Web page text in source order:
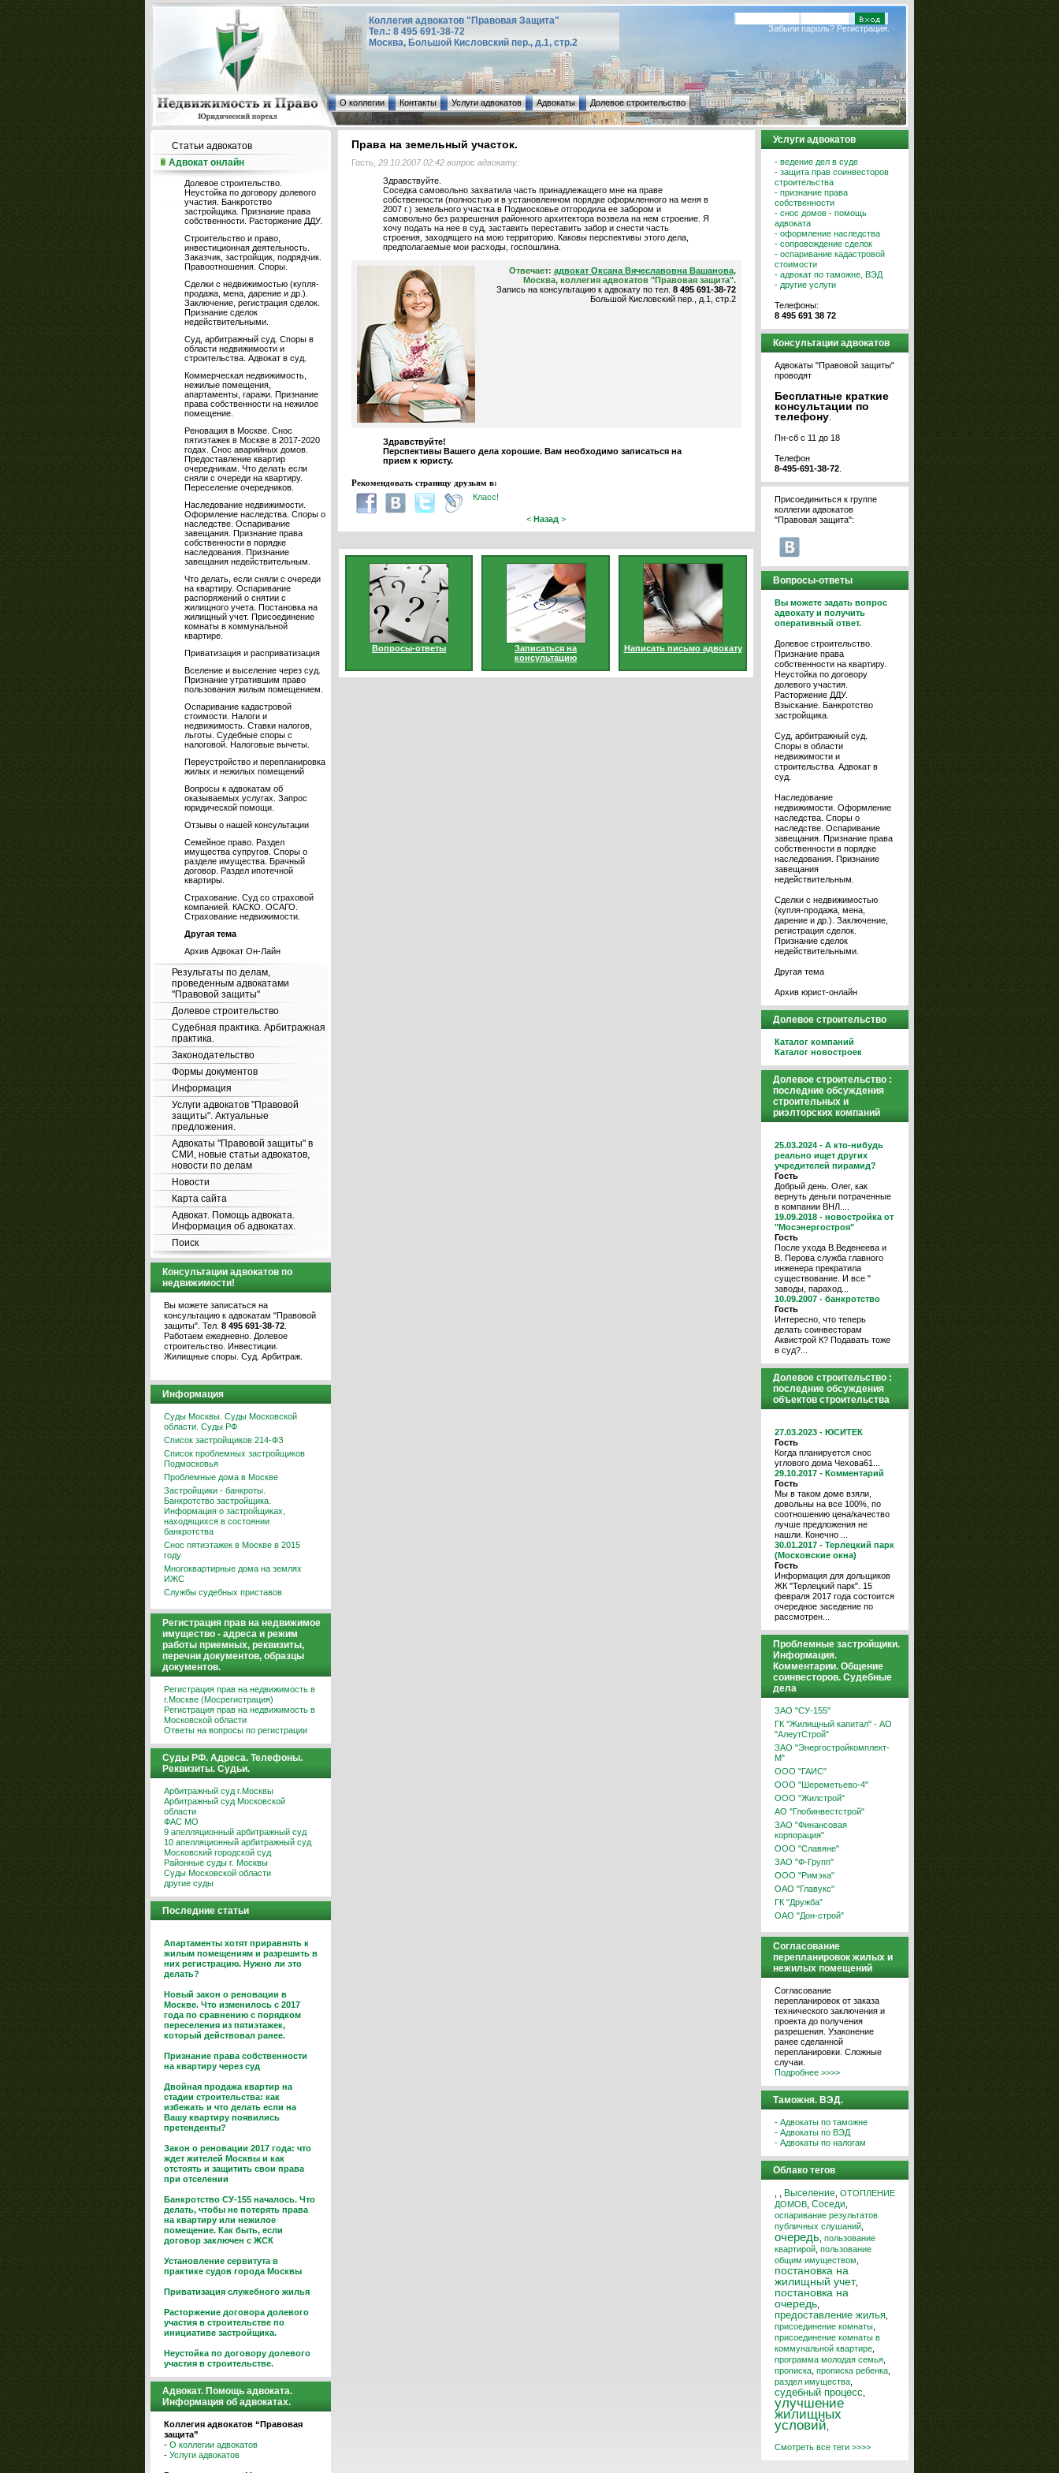
Коллегия адвокатов "Правовая Защита"
Тел.: 8 495 691-38-72
Москва, Большой Кисловский пер., д.1, стр.2
Забыли пароль? Регистрация.
О коллегии Контакты Услуги адвокатов Адвокаты Долевое строительство
Статьи адвокатов
Адвокат онлайн
Долевое строительство.
Неустойка по договору долевого
участия. Банкротство
застройщика. Признание права
собственности. Расторжение ДДУ.
Строительство и право,
инвестиционная деятельность.
Заказчик, застройщик, подрядчик.
Правоотношения. Споры.
Сделки с недвижимостью (купля-
продажа, мена, дарение и др.).
Заключение, регистрация сделок.
Признание сделок
недействительными.
Суд, арбитражный суд. Споры в
области недвижимости и
строительства. Адвокат в суд.
Коммерческая недвижимость,
нежилые помещения,
апартаменты, гаражи. Признание
права собственности на нежилое
помещение.
Реновация в Москве. Снос
пятиэтажек в Москве в 2017-2020
годах. Снос аварийных домов.
Предоставление квартир
очередникам. Что делать если
сняли с очереди на квартиру.
Переселение очередников.
Наследование недвижимости.
Оформление наследства. Споры о
наследстве. Оспаривание
завещания. Признание права
собственности в порядке
наследования. Признание
завещания недействительным.
Что делать, если сняли с очереди
на квартиру. Оспаривание
распоряжений о снятии с
жилищного учета. Постановка на
жилищный учет. Присоединение
комнаты в коммунальной
квартире.
Приватизация и расприватизация
Вселение и выселение через суд.
Признание утратившим право
пользования жилым помещением.
Оспаривание кадастровой
стоимости. Налоги и
недвижимость. Ставки налогов,
льготы. Судебные споры с
налоговой. Налоговые вычеты.
Переустройство и перепланировка
жилых и нежилых помещений
Вопросы к адвокатам об
оказываемых услугах. Запрос
юридической помощи.
Отзывы о нашей консультации
Семейное право. Раздел
имущества супругов. Споры о
разделе имущества. Брачный
договор. Раздел ипотечной
квартиры.
Страхование. Суд со страховой
компанией. КАСКО. ОСАГО.
Страхование недвижимости.
Другая тема
Архив Адвокат Он-Лайн
Результаты по делам,
проведенным адвокатами
"Правовой защиты"
Долевое строительство
Судебная практика. Арбитражная
практика.
Законодательство
Формы документов
Информация
Услуги адвокатов "Правовой
защиты". Актуальные
предложения.
Адвокаты "Правовой защиты" в
СМИ, новые статьи адвокатов,
новости по делам
Новости
Карта сайта
Адвокат. Помощь адвоката.
Информация об адвокатах.
Поиск
Консультации адвокатов по
недвижимости!
Вы можете записаться на
консультацию к адвокатам "Правовой
защиты". Тел. 8 495 691-38-72
Работаем ежедневно. Долевое
строительство. Инвестиции.
Жилищные споры. Суд. Арбитраж.
Информация
Суды Москвы. Суды Московской
области. Суды РФ
Список застройщиков 214-ФЗ
Список проблемных застройщиков
Подмосковья
Проблемные дома в Москве
Застройщики - банкроты.
Банкротство застройщика.
Информация о застройщиках,
находящихся в состоянии
банкротства
Снос пятиэтажек в Москве в 2015
году
Многоквартирные дома на землях
ИЖС
Службы судебных приставов
Регистрация прав на недвижимое
имущество - адреса и режим
работы приемных, реквизиты,
перечни документов, образцы
документов.
Регистрация прав на недвижимость в
г.Москве (Мосрегистрация)
Регистрация прав на недвижимость в
Московской области
Ответы на вопросы по регистрации
Суды РФ. Адреса. Телефоны.
Реквизиты. Судьи.
Арбитражный суд г.Москвы
Арбитражный суд Московской
области
ФАС МО
9 апелляционный арбитражный суд
10 апелляционный арбитражный суд
Московский городской суд
Районные суды г. Москвы
Суды Московской области
другие суды
Последние статьи
Апартаменты хотят приравнять к
жилым помещениям и разрешить в
них регистрацию. Нужно ли это
делать?
Новый закон о реновации в
Москве. Что изменилось с 2017
года по сравнению с порядком
переселения из пятиэтажек,
который действовал ранее.
Признание права собственности
на квартиру через суд
Двойная продажа квартир на
стадии строительства: как
избежать и что делать если на
Вашу квартиру появились
претенденты?
Закон о реновации 2017 года: что
ждет жителей Москвы и как
отстоять и защитить свои права
при отселении
Банкротство СУ-155 началось. Что
делать, чтобы не потерять права
на квартиру или нежилое
помещение. Как быть, если
договор заключен с ЖСК
Установление сервитута в
практике судов города Москвы
Приватизация служебного жилья
Расторжение договора долевого
участия в строительстве по
инициативе застройщика.
Неустойка по договору долевого
участия в строительстве.
Адвокат. Помощь адвоката.
Информация об адвокатах.
Коллегия адвокатов “Правовая
защита”
- О коллегии адвокатов
- Услуги адвокатов
Права на земельный участок.
Гость, 29.10.2007 02:42 вопрос адвокату:
Здравствуйте.
Соседка самовольно захватила часть принадлежащего мне на праве
собственности (полностью и в установленном порядке оформленного на меня в
2007 г.) земельного участка в Подмосковье отгородила ее забором и
самовольно без разрешения районного архитектора возвела на нем строение. Я
хочу подать на нее в суд, заставить переставить забор и снести часть
строения, заходящего на мою территорию. Каковы перспективы этого дела,
предполагаемые мои расходы, госпошлина.
Отвечает: адвокат Оксана Вячеславовна Вашанова,
Москва, коллегия адвокатов "Правовая защита".
Запись на консультацию к адвокату по тел. 8 495 691-38-72
Большой Кисловский пер., д.1, стр.2
Здравствуйте!
Перспективы Вашего дела хорошие. Вам необходимо записаться на
прием к юристу.
Рекомендовать страницу друзьям в:
Класс!
< Назад >
Вопросы-ответы
Записаться на
консультацию
Написать письмо адвокату
Услуги адвокатов
- ведение дел в суде
- защита прав соинвесторов
строительства
- признание права
собственности
- снос домов - помощь
адвоката
- оформление наследства
- сопровождение сделок
- оспаривание кадастровой
стоимости
- адвокат по таможне, ВЭД
- другие услуги
Телефоны:
8 495 691 38 72
Консультации адвокатов
Адвокаты "Правовой защиты"
проводят
Бесплатные краткие
консультации по
телефону
Пн-сб с 11 до 18
Телефон
8-495-691-38-72
Присоединиться к группе
коллегии адвокатов
"Правовая защита":
Вопросы-ответы
Вы можете задать вопрос
адвокату и получить
оперативный ответ.
Долевое строительство.
Признание права
собственности на квартиру.
Неустойка по договору
долевого участия.
Расторжение ДДУ.
Взыскание. Банкротство
застройщика.
Суд, арбитражный суд.
Споры в области
недвижимости и
строительства. Адвокат в
суд.
Наследование
недвижимости. Оформление
наследства. Споры о
наследстве. Оспаривание
завещания. Признание права
собственности в порядке
наследования. Признание
завещания
недействительным.
Сделки с недвижимостью
(купля-продажа, мена,
дарение и др.). Заключение,
регистрация сделок.
Признание сделок
недействительными.
Другая тема
Архив юрист-онлайн
Долевое строительство
Каталог компаний
Каталог новостроек
Долевое строительство :
последние обсуждения
строительных и
риэлторских компаний
25.03.2024 - А кто-нибудь
реально ищет других
учредителей пирамид?
Гость
Добрый день. Олег, как
вернуть деньги потраченные
в компании ВНЛ....
19.09.2018 - новостройка от
"Мосэнергостроя"
Гость
После ухода В.Веденеева и
В. Перова служба главного
инженера прекратила
существование. И все "
заводы, параход...
10.09.2007 - банкротство
Гость
Интересно, что теперь
делать соинвесторам
Аквистрой К? Подавать тоже
в суд?...
Долевое строительство :
последние обсуждения
объектов строительства
27.03.2023 - ЮСИТЕК
Гость
Когда планируется снос
углового дома Чехова61...
29.10.2017 - Комментарий
Гость
Мы в таком доме взяли,
довольны на все 100%, по
соотношению цена/качество
лучше предложения не
нашли. Конечно ...
30.01.2017 - Терлецкий парк
(Московские окна)
Гость
Информация для дольщиков
ЖК "Терлецкий парк". 15
февраля 2017 года состоится
очередное заседение по
рассмотрен...
Проблемные застройщики.
Информация.
Комментарии. Общение
соинвесторов. Судебные
дела
ЗАО "СУ-155"
ГК "Жилищный капитал" - АО
"АлеутСтрой"
ЗАО "Энергостройкомплект-
М"
ООО "ГАИС"
ООО "Шереметьево-4"
ООО "Жилстрой"
АО "Глобинвестстрой"
ЗАО "Финансовая
корпорация"
ООО "Славяне"
ЗАО "Ф-Групп"
ООО "Римэка"
ОАО "Главукс"
ГК "Дружба"
ОАО "Дон-строй"
Согласование
перепланировок жилых и
нежилых помещений
Согласование
перепланировок от заказа
технического заключения и
проекта до получения
разрешения. Узаконение
ранее сделанной
перепланировки. Сложные
случаи.
Подробнее >>>>
Таможня. ВЭД.
- Адвокаты по таможне
- Адвокаты по ВЭД
- Адвокаты по налогам
Облако тегов
Выселение ОТОПЛЕНИЕ
ДОМОВ Соседи
оспаривание результатов
публичных слушаний
очередь пользование
квартирой пользование
общим имуществом
постановка на
жилищный учет,
постановка на
очередь
предоставление жилья
присоединение комнаты
присоединение комнаты в
коммунальной квартире
программа молодая семья
прописка прописка ребенка
раздел имущества
судебный процесс
улучшение
жилищных
условий
Смотреть все теги >>>>